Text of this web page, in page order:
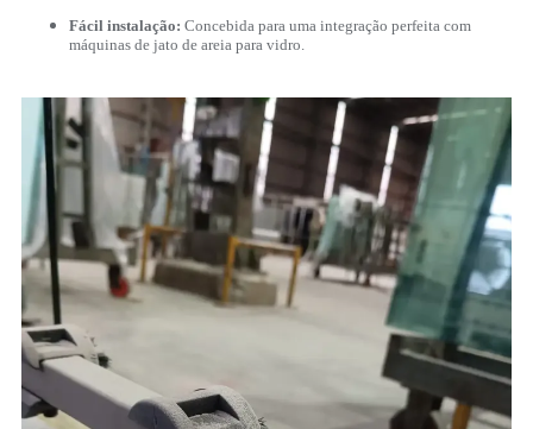
Fácil instalação: Concebida para uma integração perfeita com
máquinas de jato de areia para vidro.